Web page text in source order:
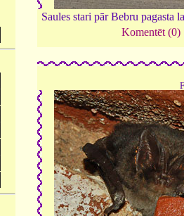
Saules stari pār Bebru pagasta
Komentēt (0)